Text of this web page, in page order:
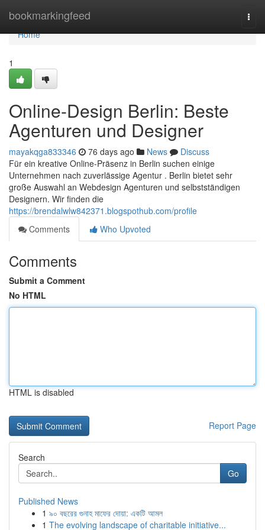
bookmarkingfeed
Home
Home
1
Online-Design Berlin: Beste
Agenturen und Designer
mayakqga833346 76 days ago News
Discuss
Für ein kreative Online-Präsenz in Berlin suchen einige
Unternehmen nach zuverlässige Agentur . Berlin bietet sehr
große Auswahl an Webdesign Agenturen und selbstständigen
Designern. Wir finden die
https://brendalwlw842371.blogspothub.com/profile
Comments
Who Upvoted
Comments
Submit a Comment
No HTML
HTML is disabled
Report Page
Search
Go
Published News
1 ৯০ বছরের গুনাহ মাফের দোয়া: একটি আমল
1 The evolving landscape of charitable initiative...